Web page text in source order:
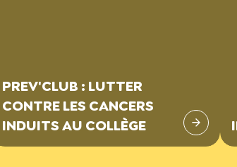
PREV'CLUB : LUTTER
CONTRE LES CANCERS
INDUITS AU COLLÈGE